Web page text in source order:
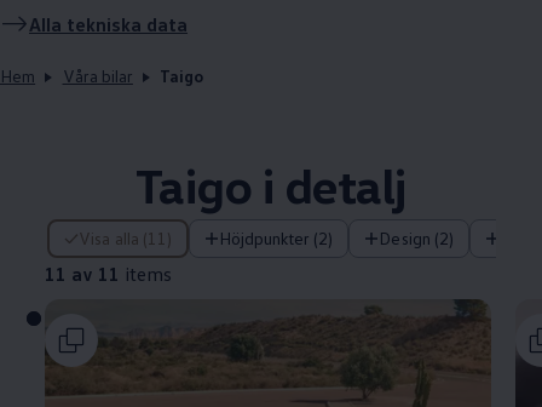
Alla tekniska data
Hem Våra bilar Taigo
Taigo i detalj
Visa alla (11) Höjdpunkter (2) Design (2)
11 av 11 items
11 av 11 items